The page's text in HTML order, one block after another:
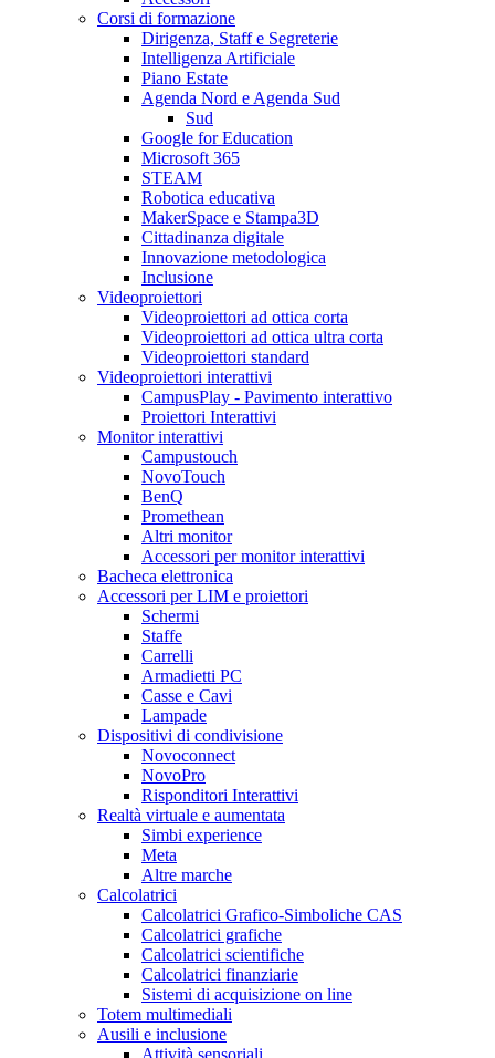
Corsi di formazione
Dirigenza, Staff e Segreterie
Intelligenza Artificiale
Piano Estate
Agenda Nord e Agenda Sud
Sud
Google for Education
Microsoft 365
STEAM
Robotica educativa
MakerSpace e Stampa3D
Cittadinanza digitale
Innovazione metodologica
Inclusione
Videoproiettori
Videoproiettori ad ottica corta
Videoproiettori ad ottica ultra corta
Videoproiettori standard
Videoproiettori interattivi
CampusPlay - Pavimento interattivo
Proiettori Interattivi
Monitor interattivi
Campustouch
NovoTouch
BenQ
Promethean
Altri monitor
Accessori per monitor interattivi
Bacheca elettronica
Accessori per LIM e proiettori
Schermi
Staffe
Carrelli
Armadietti PC
Casse e Cavi
Lampade
Dispositivi di condivisione
Novoconnect
NovoPro
Risponditori Interattivi
Realtà virtuale e aumentata
Simbi experience
Meta
Altre marche
Calcolatrici
Calcolatrici Grafico-Simboliche CAS
Calcolatrici grafiche
Calcolatrici scientifiche
Calcolatrici finanziarie
Sistemi di acquisizione on line
Totem multimediali
Ausili e inclusione
Attività sensoriali